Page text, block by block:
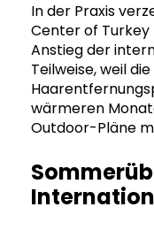
In der Praxis
Center of Turkey
Anstieg der
Teilweise, weil
wärmeren
Outdoor-Pläne